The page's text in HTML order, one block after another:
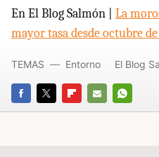
En El Blog Salmón | La
mayor tasa desde octubre de
FACEBOOK
TWITTERFLIPBOARD
E-
TEMAS Entorno El Blog